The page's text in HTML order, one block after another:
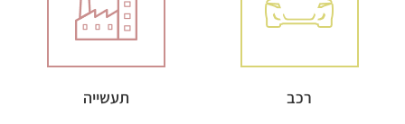
רכב תעשייה